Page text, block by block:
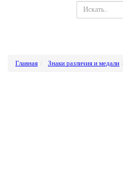
Главная Знаки различия и медали